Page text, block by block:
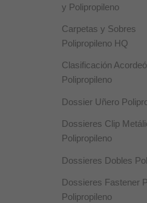
y Polipropileno
Carpetas y Sobres
Polipropileno HQ
Clasificación
Polipropileno
Dossier Uñero
Dossieres Clip
Polipropileno
Dossieres Dobles
Dossieres Fastener
Polipropileno